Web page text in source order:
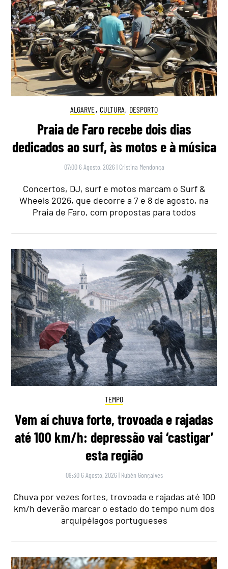
ALGARVE, CULTURA, DESPORTO
Praia de Faro recebe dois dias
dedicados ao surf, às motos e à música
07:00 6 Agosto, 2026 | Cristina Mendonça
Concertos, DJ, surf e motos marcam o Surf &
Wheels 2026, que decorre a 7 e 8 de agosto, na
Praia de Faro, com propostas para todos
TEMPO
Vem aí chuva forte, trovoada e rajadas
até 100 km/h: depressão vai ‘castigar’
esta região
09:30 6 Agosto, 2026 | Rubén Gonçalves
Chuva por vezes fortes, trovoada e rajadas até 100
km/h deverão marcar o estado do tempo num dos
arquipélagos portugueses